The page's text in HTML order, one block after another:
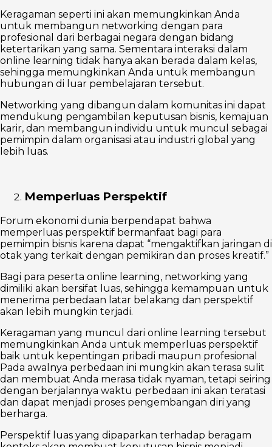
Keragaman seperti ini akan memungkinkan Anda
untuk membangun networking dengan para
profesional dari berbagai negara dengan bidang
ketertarikan yang sama. Sementara interaksi dalam
online learning tidak hanya akan berada dalam kelas,
sehingga memungkinkan Anda untuk membangun
hubungan di luar pembelajaran tersebut.
Networking yang dibangun dalam komunitas ini dapat
mendukung pengambilan keputusan bisnis, kemajuan
karir, dan membangun individu untuk muncul sebagai
pemimpin dalam organisasi atau industri global yang
lebih luas.
Memperluas Perspektif
Forum ekonomi dunia berpendapat bahwa
memperluas perspektif bermanfaat bagi para
pemimpin bisnis karena dapat “mengaktifkan jaringan di
otak yang terkait dengan pemikiran dan proses kreatif.”
Bagi para peserta online learning, networking yang
dimiliki akan bersifat luas, sehingga kemampuan untuk
menerima perbedaan latar belakang dan perspektif
akan lebih mungkin terjadi.
Keragaman yang muncul dari online learning tersebut
memungkinkan Anda untuk memperluas perspektif
baik untuk kepentingan pribadi maupun profesional
Pada awalnya perbedaan ini mungkin akan terasa sulit
dan membuat Anda merasa tidak nyaman, tetapi seiring
dengan berjalannya waktu perbedaan ini akan teratasi
dan dapat menjadi proses pengembangan diri yang
berharga.
Perspektif luas yang dipaparkan terhadap beragam